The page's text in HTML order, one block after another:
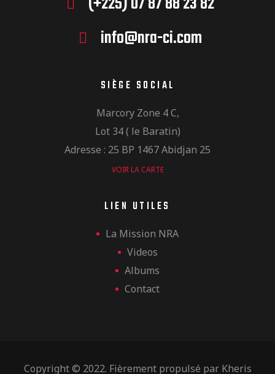
info@nra-ci.com
SIÈGE SOCIAL
Marcory Zone 4 C,
Lot 34 ( le Baratin)
Adresse : 25 BP 1467 Abidjan 25
VOIR LA CARTE
LIEN UTILES
La Mission NRA
Videos
Albums
Contact
Copyright © 2022. Fièrement propulsé par Kheris